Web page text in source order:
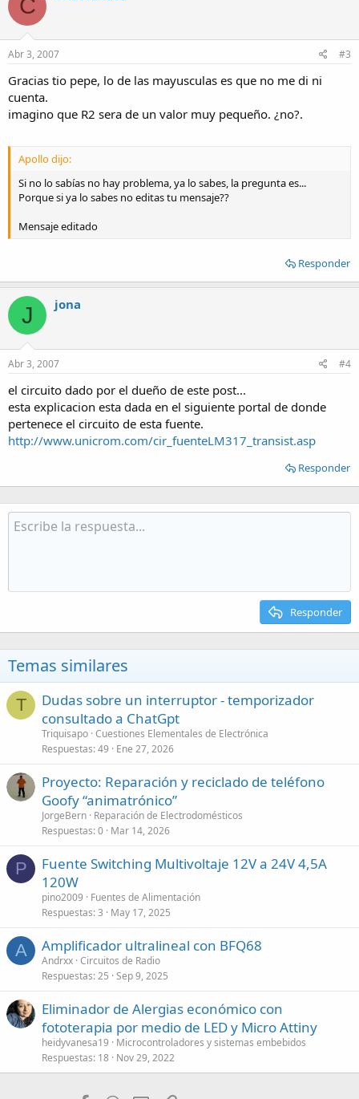
C
Abr 3, 2007 #3
Gracias tio pepe, lo de las mayusculas es que no me di ni
cuenta.
imagino que R2 sera de un valor muy pequeño. ¿no?.
Apollo dijo:
Si no lo sabías no hay problema, ya lo sabes, la pregunta es...
Porque si ya lo sabes no editas tu mensaje??
Mensaje editado
Responder
J jona
Abr 3, 2007 #4
el circuito dado por el dueño de este post...
esta explicacion esta dada en el siguiente portal de donde
pertenece el circuito de esta fuente.
http://www.unicrom.com/cir_fuenteLM317_transist.asp
Responder
Responder
Temas similares
T
Dudas sobre un interruptor - temporizador
consultado a ChatGpt
Triquisapo Cuestiones Elementales de Electrónica
Respuestas 49 Ene 27, 2026
Proyecto: Reparación y reciclado de teléfono
Goofy “animatrónico”
JorgeBern Reparación de Electrodomésticos
Respuestas 0 Mar 14, 2026
P
Fuente Switching Multivoltaje 12V a 24V 4,5A
120W
pino2009
Fuentes de Alimentación
Respuestas 3 May 17, 2025
A Amplificador ultralineal con BFQ68
Andrxx Circuitos de Radio
Respuestas 25 Sep 9, 2025
Eliminador de Alergias económico con
fototerapia por medio de LED y Micro Attiny
heidyvanesa19
Microcontroladores y sistemas embebidos
Respuestas 18 Nov 29, 2022